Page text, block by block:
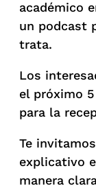
académico
un podcast
trata.
Los
el próximo
para la
Te
explicativo
manera